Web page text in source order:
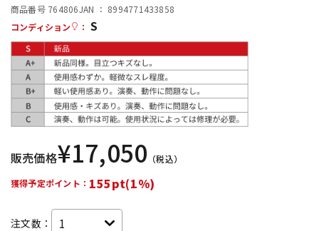
配信/ライブ機器
中古
商品番号 764806JAN ： 8994771433858
コンディション
： S
販売価格¥17,050 （税込）
獲得予定ポイント： 155pt(1%)
注文数：